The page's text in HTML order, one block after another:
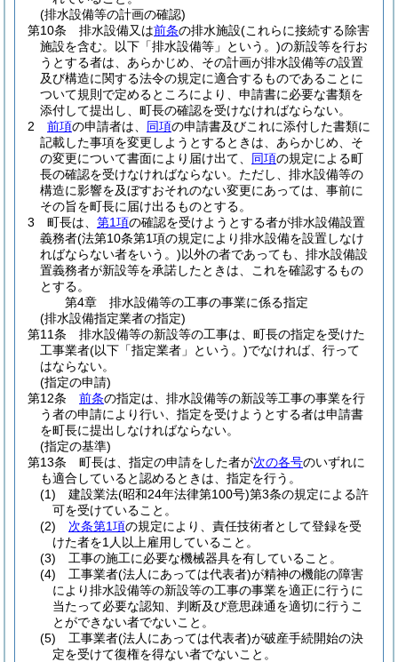
(排水設備等の計画の確認)
第10条
排水設備又は前条の排水施設(これらに接続する除害
施設を含む。以下「排水設備等」という。)の新設等を行お
うとする者は、あらかじめ、その計画が排水設備等の設置
及び構造に関する法令の規定に適合するものであることに
ついて規則で定めるところにより、申請書に必要な書類を
添付して提出し、町長の確認を受けなければならない。
2
前項の申請者は、 同項の申請書及びこれに添付した書類に
記載した事項を変更しようとするときは、あらかじめ、そ
の変更について書面により届け出て、 同項の規定による町
長の確認を受けなければならない。 ただし、排水設備等の
構造に影響を及ぼすおそれのない変更にあっては、事前に
その旨を町長に届け出るものとする。
3
町長は、 第1項の確認を受けようとする者が排水設備設置
義務者(法第10条第1項の規定により排水設備を設置しなけ
ればならない者をいう。)以外の者であっても、排水設備設
置義務者が新設等を承諾したときは、これを確認するもの
とする。
第4章
排水設備等の工事の事業に係る指定
(排水設備指定業者の指定)
第11条
排水設備等の新設等の工事は、町長の指定を受けた
工事業者(以下「指定業者」という。)でなければ、行って
はならない。
(指定の申請)
第12条
前条の指定は、排水設備等の新設等工事の事業を行
う者の申請により行い、指定を受けようとする者は申請書
を町長に提出しなければならない。
(指定の基準)
第13条
町長は、指定の申請をした者が次の各号のいずれに
も適合していると認めるときは、指定を行う。
(1)
建設業法(昭和24年法律第100号)第3条の規定による許
可を受けていること。
(2)
次条第1項の規定により、責任技術者として登録を受
けた者を1人以上雇用していること。
(3)
工事の施工に必要な機械器具を有していること。
(4)
工事業者(法人にあっては代表者)が精神の機能の障害
により排水設備等の新設等の工事の事業を適正に行うに
当たって必要な認知、判断及び意思疎通を適切に行うこ
とができない者でないこと。
(5)
工事業者(法人にあっては代表者)が破産手続開始の決
定を受けて復権を得ない者でないこと。